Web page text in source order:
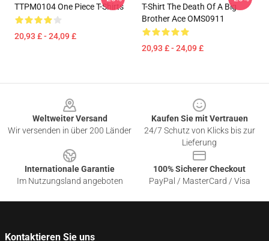
TTPM0104 One Piece T-Shirts
20,93 £ - 24,09 £
T-Shirt The Death Of A Big
Brother Ace OMS0911
20,93 £ - 24,09 £
Weltweiter Versand
Wir versenden in über 200 Länder
Kaufen Sie mit Vertrauen
24/7 Schutz von Klicks bis zur
Lieferung
Internationale Garantie
Im Nutzungsland angeboten
100% Sicherer Checkout
PayPal / MasterCard / Visa
Kontaktieren Sie uns